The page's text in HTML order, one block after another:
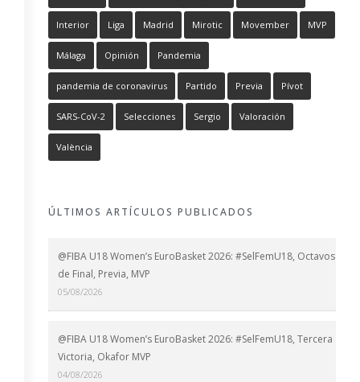
Interior Liga Madrid Mirotic Movember MVP
Málaga Opinión Pandemia
pandemia de coronavirus Partido Previa Pívot
SARS-CoV-2 Selecciones Sergio Valoración
València
ÚLTIMOS ARTÍCULOS PUBLICADOS
@FIBA U18 Women’s EuroBasket 2026: #SelFemU18, Octavos
de Final, Previa, MVP
05/08/2026
@FIBA U18 Women’s EuroBasket 2026: #SelFemU18, Tercera
Victoria, Okafor MVP
04/08/2026